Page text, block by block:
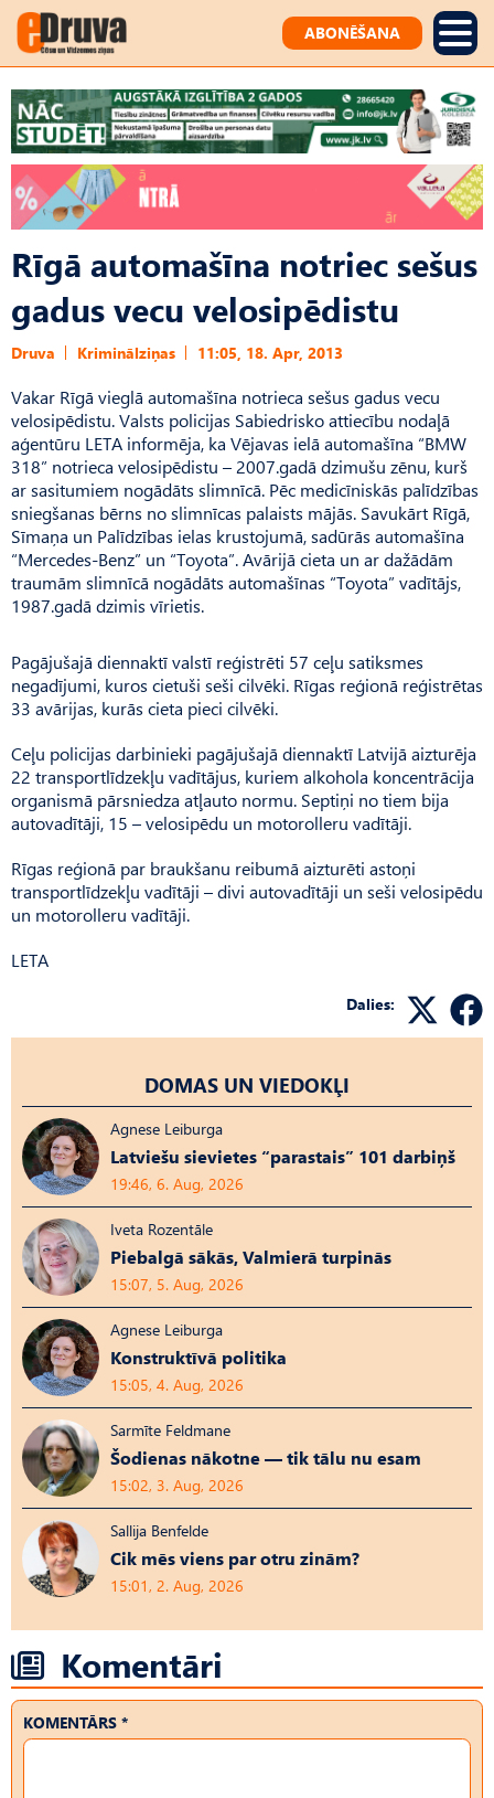
ABONĒŠANA
Rīgā automašīna notriec sešus
gadus vecu velosipēdistu
Druva Kriminālziņas 11:05, 18. Apr, 2013
Vakar Rīgā vieglā automašīna notrieca sešus gadus vecu
velosipēdistu. Valsts policijas Sabiedrisko attiecību nodaļā
aģentūru LETA informēja, ka Vējavas ielā automašīna “BMW
318” notrieca velosipēdistu – 2007.gadā dzimušu zēnu, kurš
ar sasitumiem nogādāts slimnīcā. Pēc medicīniskās palīdzības
sniegšanas bērns no slimnīcas palaists mājās. Savukārt Rīgā,
Sīmaņa un Palīdzības ielas krustojumā, sadūrās automašīna
“Mercedes-Benz” un “Toyota”. Avārijā cieta un ar dažādām
traumām slimnīcā nogādāts automašīnas “Toyota” vadītājs,
1987.gadā dzimis vīrietis.
Pagājušajā diennaktī valstī reģistrēti 57 ceļu satiksmes
negadījumi, kuros cietuši seši cilvēki. Rīgas reģionā reģistrētas
33 avārijas, kurās cieta pieci cilvēki.
Ceļu policijas darbinieki pagājušajā diennaktī Latvijā aizturēja
22 transportlīdzekļu vadītājus, kuriem alkohola koncentrācija
organismā pārsniedza atļauto normu. Septiņi no tiem bija
autovadītāji, 15 – velosipēdu un motorolleru vadītāji.
Rīgas reģionā par braukšanu reibumā aizturēti astoņi
transportlīdzekļu vadītāji – divi autovadītāji un seši velosipēdu
un motorolleru vadītāji.
LETA
Dalies:
DOMAS UN VIEDOKĻI
Agnese Leiburga
Latviešu sievietes “parastais” 101 darbiņš
19:46, 6. Aug, 2026
Iveta Rozentāle
Piebalgā sākās, Valmierā turpinās
15:07, 5. Aug, 2026
Agnese Leiburga
Konstruktīvā politika
15:05, 4. Aug, 2026
Sarmīte Feldmane
Šodienas nākotne — tik tālu nu esam
15:02, 3. Aug, 2026
Sallija Benfelde
Cik mēs viens par otru zinām?
15:01, 2. Aug, 2026
Komentāri
KOMENTĀRS *